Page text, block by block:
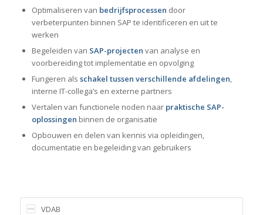
Optimaliseren van bedrijfsprocessen door
verbeterpunten binnen SAP te identificeren en uit te
werken
Begeleiden van SAP-projecten van analyse en
voorbereiding tot implementatie en opvolging
Fungeren als schakel tussen verschillende afdelingen,
interne IT-collega’s en externe partners
Vertalen van functionele noden naarpraktische SAP-
oplossingen binnen de organisatie
Opbouwen en delen van kennis via opleidingen,
documentatie en begeleiding van gebruikers
VDAB